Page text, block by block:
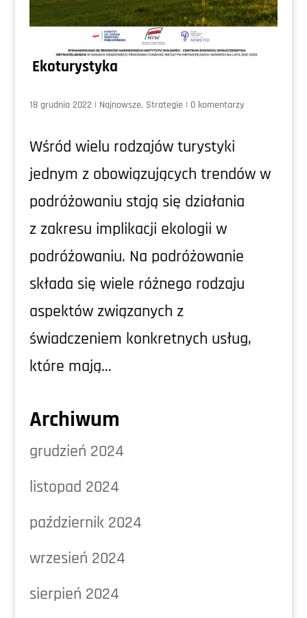
Ekoturystyka
18 grudnia 2022 | Najnowsze, Strategie | 0 komentarzy
Wśród wielu rodzajów turystyki
jednym z obowiązujących trendów w
podróżowaniu stają się działania
z zakresu implikacji ekologii w
podróżowaniu. Na podróżowanie
składa się wiele różnego rodzaju
aspektów związanych z
świadczeniem konkretnych usług,
które mają...
Archiwum
grudzień 2024
listopad 2024
październik 2024
wrzesień 2024
sierpień 2024